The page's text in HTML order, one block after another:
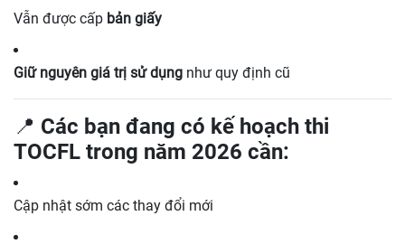
Vẫn được cấp bản giấy
Giữ nguyên giá trị sử dụng như quy định cũ
📍 Các bạn đang có kế hoạch thi
TOCFL trong năm 2026 cần:
Cập nhật sớm các thay đổi mới